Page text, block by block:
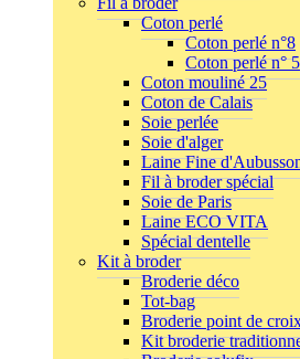
Coton perlé
Coton perlé n°8
Coton perlé n° 5
Coton mouliné 25
Coton de Calais
Soie perlée
Soie d'alger
Laine Fine
Fil à broder spécial
Soie de Paris
Laine ECO VITA
Spécial dentelle
Kit à broder
Broderie déco
Tot-bag
Broderie point de
Kit broderie